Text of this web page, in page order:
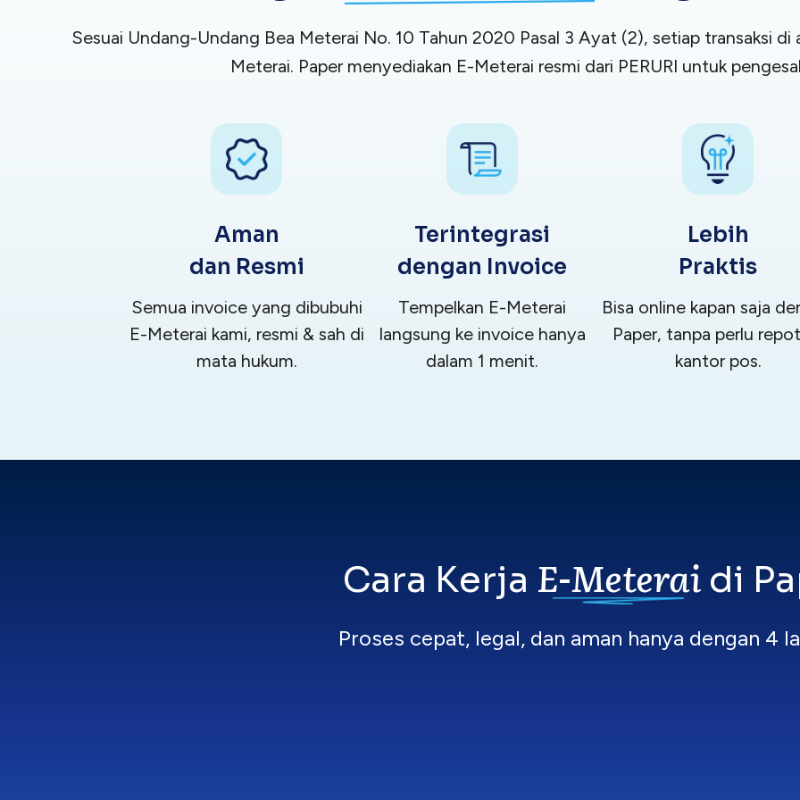
Sesuai Undang-Undang Bea Meterai No. 10 Tahun 2020 Pasal 3 Ayat (2), setiap transaksi
Meterai. Paper menyediakan E-Meterai resmi dari PERURI untuk
Aman
dan Resmi
Semua invoice yang dibubuhi
E-Meterai kami, resmi & sah di
mata hukum.
Terintegrasi
dengan Invoice
Tempelkan E-Meterai
langsung ke invoice hanya
dalam 1 menit.
Lebih
Praktis
Bisa online kapan saja
Paper, tanpa perlu
kantor pos.
Cara Kerja E-Meteraidi
Proses cepat, legal, dan aman hanya dengan 4